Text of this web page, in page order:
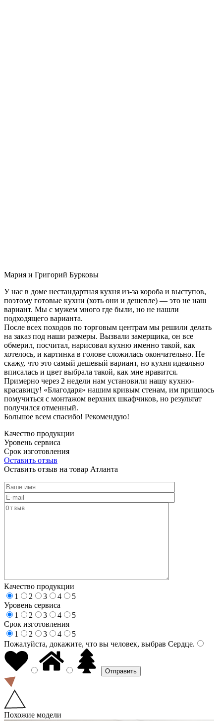
Мария и Григорий Бурковы
У нас в доме нестандартная кухня из-за короба и выступов,
поэтому готовые кухни (хоть они и дешевле) — это не наш
вариант. Мы с мужем много где были, но не нашли
подходящего варианта.
После всех походов по торговым центрам мы решили делать
на заказ под наши размеры. Вызвали замерщика, он все
обмерил, посчитал, нарисовал кухню именно такой, как
хотелось, и картинка в голове сложилась окончательно. Не
скажу, что это самый дешевый вариант, но кухня идеально
вписалась и цвет выбрала такой, как мне нравится.
Примерно через 2 недели нам установили нашу кухню-
красавицу! «Благодаря» нашим кривым стенам, им пришлось
помучиться с монтажом верхних шкафчиков, но результат
получился отменный.
Большое всем спасибо! Рекомендую!
Качество продукции
Уровень сервиса
Срок изготовления
Оставить отзыв
Оставить отзыв на товар Атланта
Качество продукции
1
2 3 4
5
Уровень сервиса
1
2 3 4
5
Срок изготовления
1
2 3 4
5
Пожалуйста, докажите, что вы человек, выбрав Сердце.
Похожие модели